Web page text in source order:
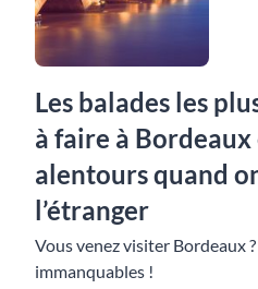
Les balades les
à faire à
alentours quand
l’étranger
Vous venez visiter Bordeaux
immanquables !